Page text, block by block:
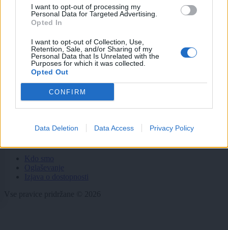
I want to opt-out of processing my
Personal Data for Targeted Advertising.
Opted In
I want to opt-out of Collection, Use,
Retention, Sale, and/or Sharing of my
Personal Data that Is Unrelated with the
Purposes for which it was collected.
Opted Out
CONFIRM
Data Deletion Data Access Privacy Policy
Kronika
Zdravje
Šport
Scena
Zadnje novice
Rubrike
Dogodki
Igre
Forum